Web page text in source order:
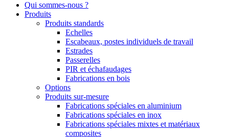
Qui sommes-nous ?
Produits
Produits standards
Echelles
Escabeaux, postes individuels de travail
Estrades
Passerelles
PIR et échafaudages
Fabrications en bois
Options
Produits sur-mesure
Fabrications spéciales en aluminium
Fabrications spéciales en inox
Fabrications spéciales mixtes et matériaux
composites